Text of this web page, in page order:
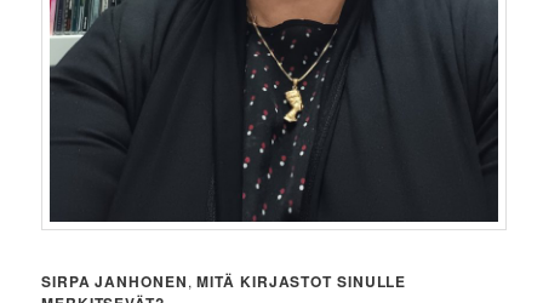
SIRPA JANHONEN, MITÄ KIRJASTOT SINULLE